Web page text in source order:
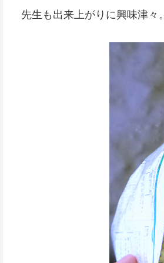
先生も出来上がりに興味津々。